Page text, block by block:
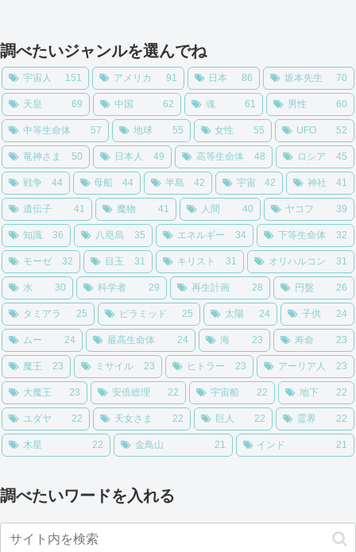
調べたいジャンルを選んでね
宇宙人 151 アメリカ 91 日本 86 坂本先生 70
天皇 69 中国 62 魂 61 男性 60
中等生命体 57 地球 55 女性 55 UFO 52
竜神さま 50 日本人 49 高等生命体 48 ロシア 45
戦争 44 母船 44 半島 42 宇宙 42 神社 41
遺伝子 41 魔物 41 人間 40 ヤコフ 39
知識 36 八咫烏 35 エネルギー 34 下等生命体 32
モーゼ 32 目玉 31 キリスト 31 オリハルコン 31
水 30 科学者 29 再生計画 28 円盤 26
タミアラ 25 ピラミッド 25 太陽 24 子供 24
ムー 24 最高生命体 24 海 23 寿命 23
魔王 23 ミサイル 23 ヒトラー 23 アーリア人 23
大魔王 23 安倍総理 22 宇宙船 22 地下 22
ユダヤ 22 天女さま 22 巨人 22 霊界 22
木星 22 金鳥山 21 インド 21
調べたいワードを入れる